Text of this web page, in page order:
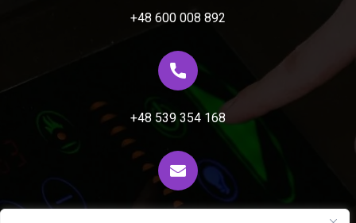
+48 600 008 892
+48 539 354 168